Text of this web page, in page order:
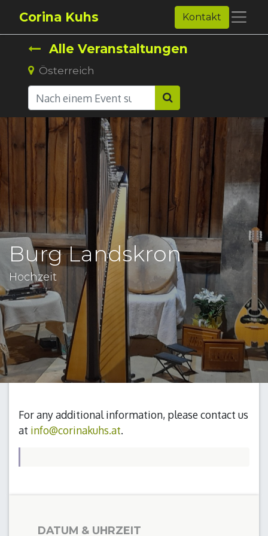
Corina Kuhs Kontakt
Alle Veranstaltungen
Österreich
Burg Landskron
Hochzeit
For any additional information, please contact us
at info@corinakuhs.at.
DATUM & UHRZEIT